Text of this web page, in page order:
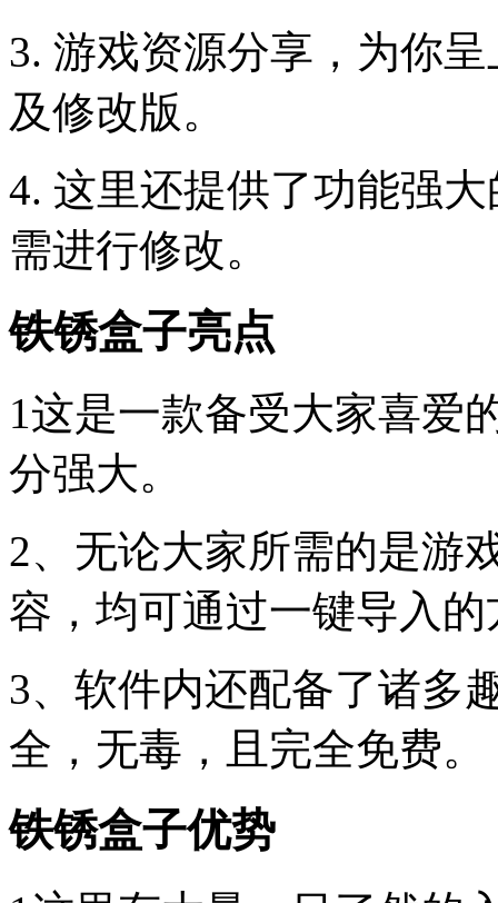
3. 游戏资源分享，为你
及修改版。
4. 这里还提供了功能强
需进行修改。
铁锈盒子亮点
1这是一款备受大家喜爱
分强大。
2、无论大家所需的是游
容，均可通过一键导入
3、软件内还配备了诸多
全，无毒，且完全免费。
铁锈盒子优势